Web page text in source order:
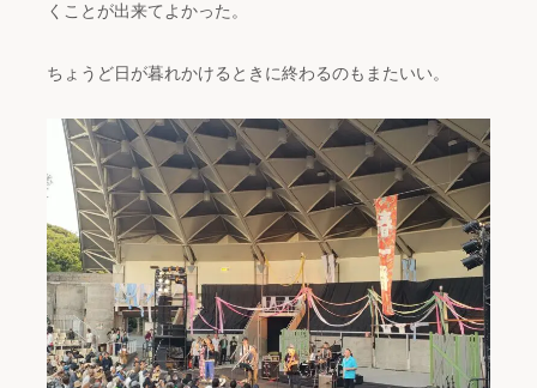
くことが出来てよかった。
ちょうど日が暮れかけるときに終わるのもまたいい。